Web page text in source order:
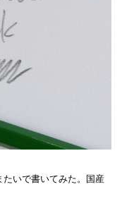
たいで書いてみた。国産